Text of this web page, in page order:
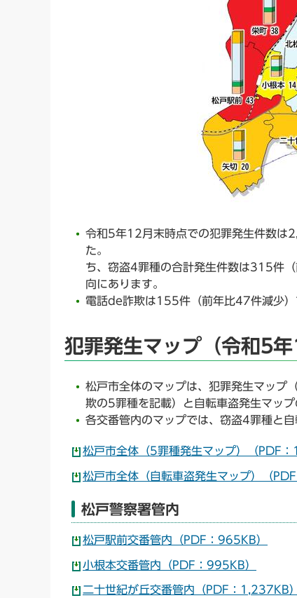
令和5年12月末時点での犯罪発生件数は
た
ち、窃盗4罪種の合計発生件数は315件
向にあります。
電話de詐欺は155件（前年比47件減少）
犯罪発生マップ（令和5
松戸市全体のマップは、犯罪発生マップ
欺の5罪種を記載）と自転車盗発生マップ
各交番管内のマップでは、窃盗4罪種と
松戸市全体（5罪種発生マップ）（PDF：
松戸市全体（自転車盗発生マップ）（
松戸警察署管内
松戸駅前交番管内（PDF：965KB）
小根本交番管内（PDF：995KB）
二十世紀が丘交番管内（PDF：1,237KB）